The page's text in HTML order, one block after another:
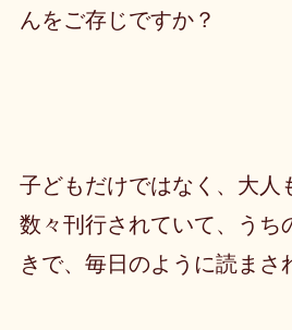
んをご存じですか？
子どもだけではなく、大人
数々刊行されていて、うち
きで、毎日のように読まさ